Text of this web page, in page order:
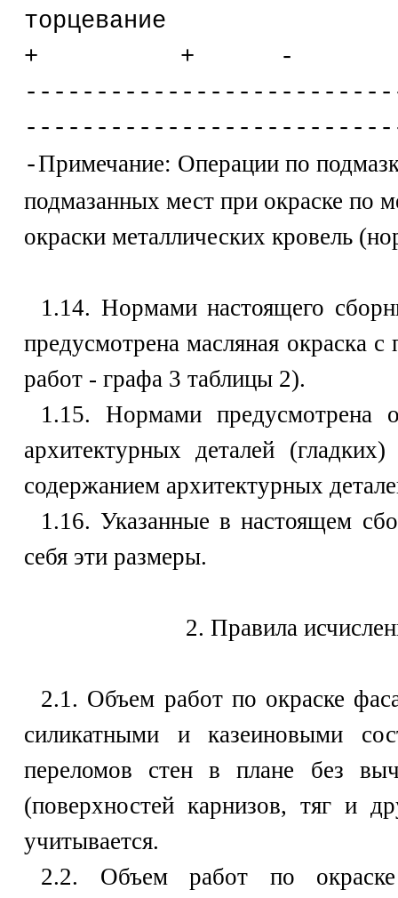
+ + -
-Примечание: Операции по
подмазанных мест при окраске по
окраски металлических кровель
1.14. Нормами настоящего
предусмотрена масляная окраска
работ - графа 3 таблицы 2).
1.15. Нормами предусмотрена
архитектурных деталей
содержанием архитектурных
1.16. Указанные в настоящем
себя эти размеры.
2. Правила
2.1. Объем работ по окраске
силикатными и казеиновыми
переломов стен в плане без
(поверхностей карнизов, тяг и
учитывается.
2.2. Объем работ по окраске